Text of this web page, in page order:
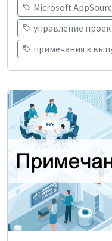
Microsoft
управление
примечания к